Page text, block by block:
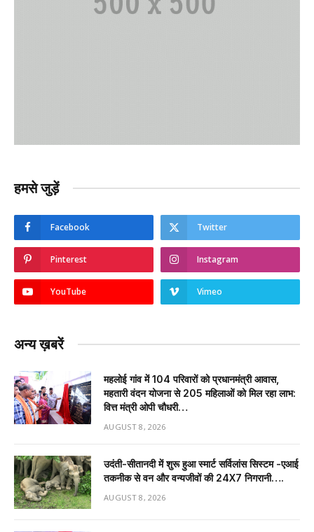
हमसे जुड़ें
Facebook Twitter
Pinterest Instagram
YouTube Vimeo
अन्य ख़बरें
महलोई गांव में 104 परिवारों को प्रधानमंत्री आवास,
महतारी वंदन योजना से 205 महिलाओं को मिल रहा लाभ:
वित्त मंत्री ओपी चौधरी…
AUGUST 8, 2026
उदंती-सीतानदी में शुरू हुआ स्मार्ट सर्विलांस सिस्टम -एआई
तकनीक से वन और वन्यजीवों की 24X7 निगरानी….
AUGUST 8, 2026